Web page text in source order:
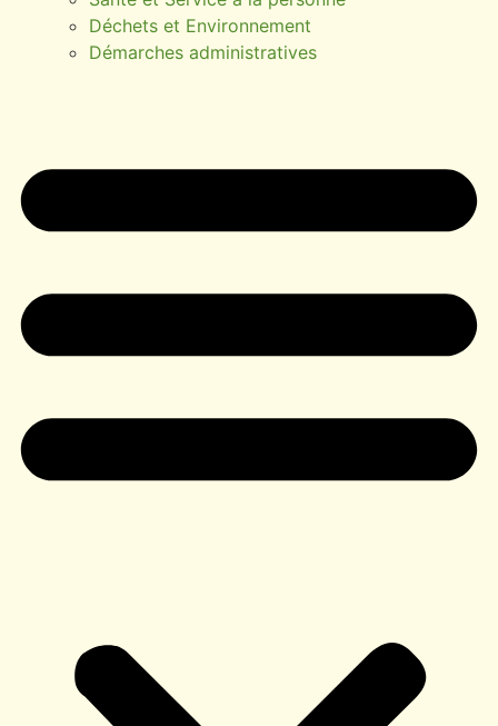
Déchets et Environnement
Démarches administratives